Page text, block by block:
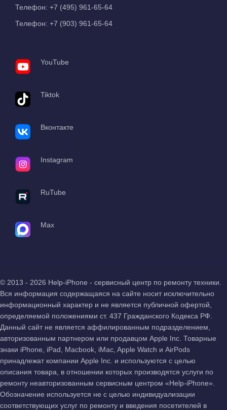
Телефон: +7 (495) 961-65-64
Телефон: +7 (903) 961-65-64
YouTube
Tiktok
Вконтакте
Instagram
RuTube
Max
© 2013 - 2026 Help-iPhone - сервисный центр по ремонту техники.
Вся информация содержащаяся на сайте носит исключительно
информационный характер и не является публичной офертой,
определяемой положениями ст. 437 Гражданского Кодекса РФ.
Данный сайт не является аффилированным подразделением,
авторизованным партнером или продавцом Apple Inc. Товарные
знаки iPhone, iPad, Macbook, iMac, Apple Watch и AirPods
принадлежат компании Apple Inc. и используются с целью
описания товара, в отношении которых производятся услуги по
ремонту неавторизованным сервисным центром «Help-iPhone».
Обозначение используется не с целью индивидуализации
соответствующих услуг по ремонту и введения посетителей в